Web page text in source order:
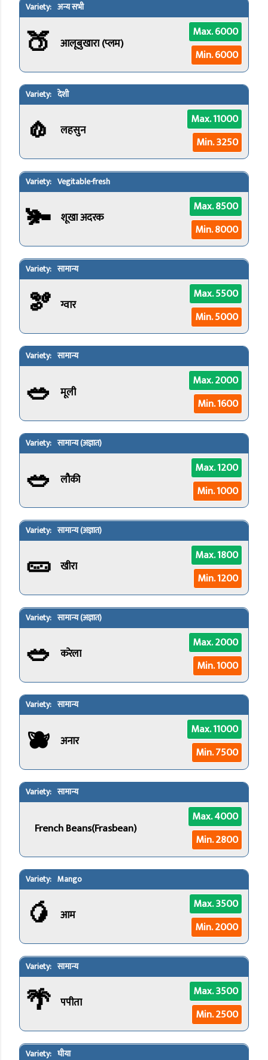
अन्य सभी
🍑 आलूबुखारा (प्लम)
Max. 6000
Min. 6000
देशी
🧄 लहसुन
Max. 11000
Min. 3250
Vegitable-fresh
🫚 शूखा अदरक
Max. 8500
Min. 8000
सामान्य
🫘 ग्वार
Max. 5500
Min. 5000
सामान्य
🥗 मूली
Max. 2000
Min. 1600
सामान्य (अज्ञात)
🥗 लौकी
Max. 1200
Min. 1000
सामान्य (अज्ञात)
🥒 खीरा
Max. 1800
Min. 1200
सामान्य (अज्ञात)
🥗 करेला
Max. 2000
Min. 1000
सामान्य
🫐 अनार
Max. 11000
Min. 7500
सामान्य
French Beans(Frasbean)
Max. 4000
Min. 2800
Mango
🥭 आम
Max. 3500
Min. 2000
सामान्य
🌴 पपीता
Max. 3500
Min. 2500
घीया